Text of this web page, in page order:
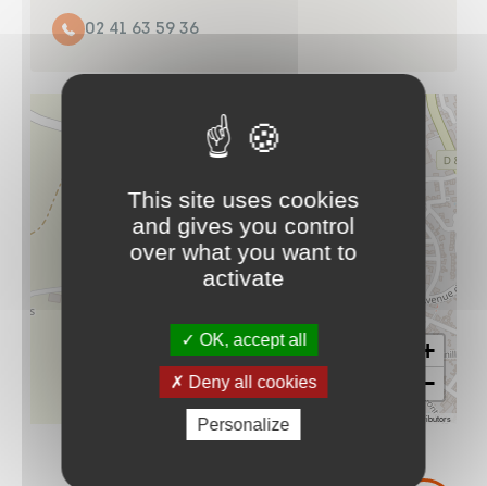
02 41 63 59 36
+
−
contributors
This site uses cookies
and gives you control
over what you want to
activate
OK, accept all
Deny all cookies
Personalize